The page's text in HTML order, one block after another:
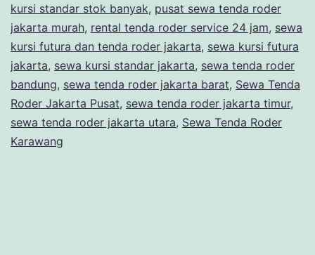
DAERAH
JAKARTA
kursi standar stok banyak, pusat sewa tenda roder
jakarta murah, rental tenda roder service 24 jam, sewa
kursi futura dan tenda roder jakarta, sewa kursi futura
jakarta, sewa kursi standar jakarta, sewa tenda roder
bandung, sewa tenda roder jakarta barat, Sewa Tenda
Roder Jakarta Pusat, sewa tenda roder jakarta timur,
sewa tenda roder jakarta utara, Sewa Tenda Roder
Karawang